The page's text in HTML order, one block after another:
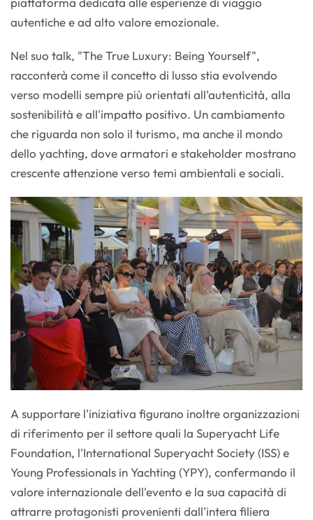
autentiche e ad alto valore emozionale.
Nel suo talk, "The True Luxury: Being Yourself",
racconterà come il concetto di lusso stia evolvendo
verso modelli sempre più orientati all'autenticità, alla
sostenibilità e all'impatto positivo. Un cambiamento
che riguarda non solo il turismo, ma anche il mondo
dello yachting, dove armatori e stakeholder mostrano
crescente attenzione verso temi ambientali e sociali.
A supportare l'iniziativa figurano inoltre organizzazioni
di riferimento per il settore quali la Superyacht Life
Foundation, l'International Superyacht Society (ISS) e
Young Professionals in Yachting (YPY), confermando il
valore internazionale dell'evento e la sua capacità di
attrarre protagonisti provenienti dall'intera filiera